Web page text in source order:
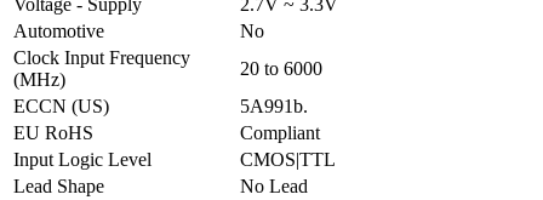
Automotive
No
Clock Input Frequency
(MHz)
20 to 6000
ECCN (US)
5A991b.
EU RoHS
Compliant
Input Logic Level
CMOS|TTL
Lead Shape
No Lead